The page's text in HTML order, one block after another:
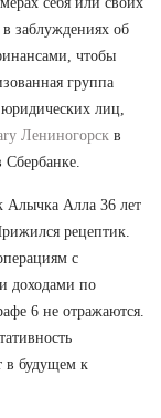
в заблуждениях об
чтобы
группа
лиц,
Лениногорск в
Алычка Алла 36 лет
рецептик.
с
доходами по
6 не отражаются.
в будущем к